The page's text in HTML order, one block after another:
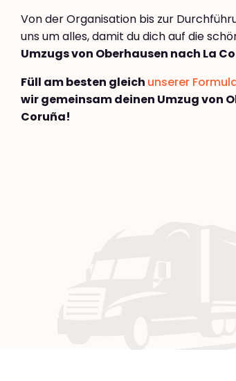
Von der Organisation bis zur
uns um alles, damit du dich auf die
Umzugs von Oberhausen nach La
Füll am besten gleich unserer
wir gemeinsam deinen Umzug von
Coruña!